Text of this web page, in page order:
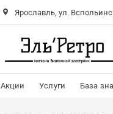
Ярославль, ул.
Акции Услуги База